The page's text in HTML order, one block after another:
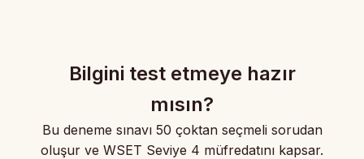
Bilgini test etmeye hazır
mısın?
Bu deneme sınavı 50 çoktan seçmeli sorudan
oluşur ve WSET Seviye 4 müfredatını kapsar.